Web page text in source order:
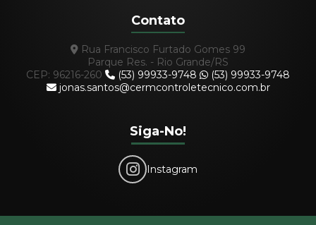
Contato
Rua Francisco Furtado Gomes 99
Parque Res. - Rio Grande/RS
CEP: 96216-260
(53) 99933-9748
(53) 99933-9748
jonas.santos@cermcontroletecnico.com.br
Siga-No!
Instagram